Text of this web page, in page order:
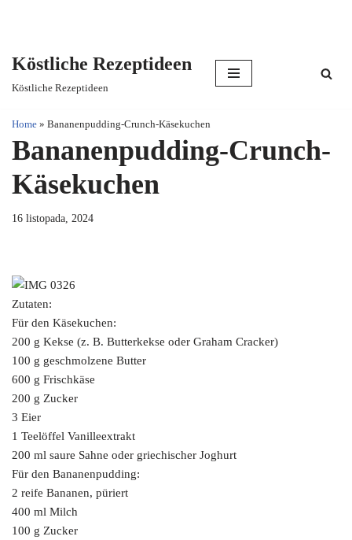
content
Köstliche Rezeptideen
Köstliche Rezeptideen
Home » Bananenpudding-Crunch-Käsekuchen
Bananenpudding-Crunch-
Käsekuchen
16 listopada, 2024
Zutaten:
Für den Käsekuchen:
200 g Kekse (z. B. Butterkekse oder Graham Cracker)
100 g geschmolzene Butter
600 g Frischkäse
200 g Zucker
3 Eier
1 Teelöffel Vanilleextrakt
200 ml saure Sahne oder griechischer Joghurt
Für den Bananenpudding:
2 reife Bananen, püriert
400 ml Milch
100 g Zucker